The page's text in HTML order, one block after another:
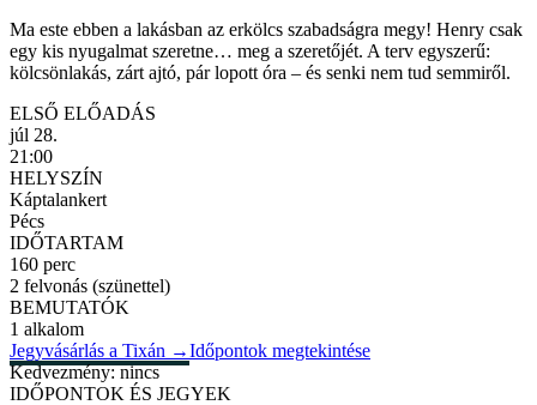
Ma este ebben a lakásban az erkölcs szabadságra megy! Henry csak
egy kis nyugalmat szeretne… meg a szeretőjét. A terv egyszerű:
kölcsönlakás, zárt ajtó, pár lopott óra – és senki nem tud semmiről.
ELSŐ ELŐADÁS
júl 28.
21:00
HELYSZÍN
Káptalankert
Pécs
IDŐTARTAM
160 perc
2 felvonás (szünettel)
BEMUTATÓK
1 alkalom
Jegyvásárlás a Tixán →Időpontok megtekintése
Kedvezmény: nincs
IDŐPONTOK ÉS JEGYEK